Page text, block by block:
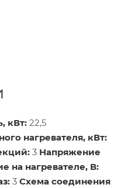
кВт: 22,5
нагревателя, кВт:
3 Напряжение
на нагревателе, В:
3 Схема соединения